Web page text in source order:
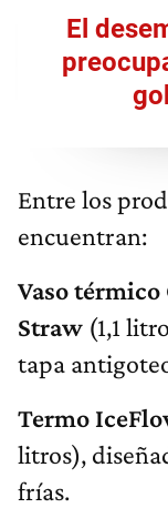
El
Entre los
encuentran:
Vaso
Straw (1,1
tapa
Termo
litros),
frías.